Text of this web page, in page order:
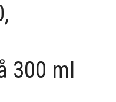
300 ml